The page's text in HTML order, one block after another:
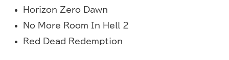
Horizon Zero Dawn
No More Room In Hell 2
Red Dead Redemption